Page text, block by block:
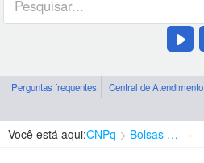
Perguntas frequentes Central de Atendimento
Você está aqui:CNPq Bolsas e Auxílios Vigentes